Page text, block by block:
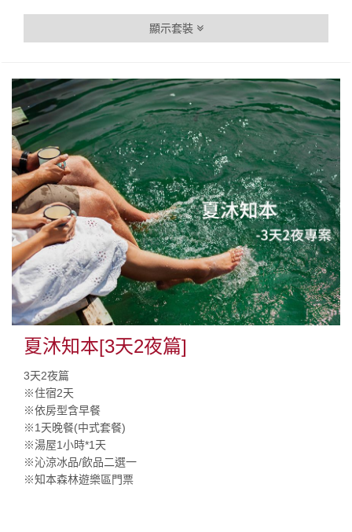
顯示套裝
夏沐知本[3天2夜篇]
3天2夜篇
※住宿2天
※依房型含早餐
※1天晚餐(中式套餐)
※湯屋1小時*1天
※沁涼冰品/飲品二選一
※知本森林遊樂區門票